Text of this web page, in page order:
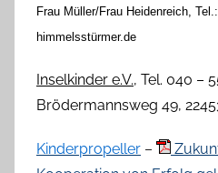
Frau Müller/Frau Heidenreich,
himmelsstürmer.de
Inselkinder e.V., Tel. 040 –
Brödermannsweg 49,
Kinderpropeller –